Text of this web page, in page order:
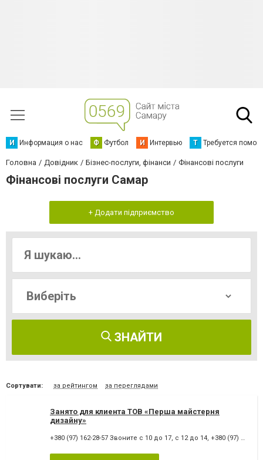
И Информация о нас Ф Футбол И Интервью Т Требуется
Головна Довідник Бізнес-послуги, фінанси Фінансові послуги
Фінансові послуги Самар
+ Додати підприємство
ЗНАЙТИ
Сортувати: за рейтингом за переглядами
Занято для клиента ТОВ «Перша майстерня
дизайну»
+380 (97) 162-28-57 Звоните с 10 до 17, с 12 до 14, +380 (97) 162-28-57